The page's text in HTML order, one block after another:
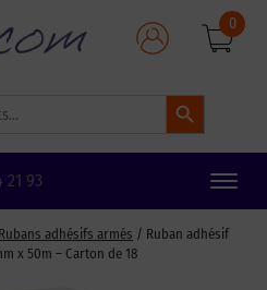
Search Button
0
21 93
Toggle
Rubans adhésifs armés / Ruban adhésif
x 50m – Carton de 18